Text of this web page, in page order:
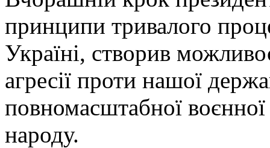
принципи тривалого
Україні, створив
агресії проти нашої
повномасштабної воєнної
народу.